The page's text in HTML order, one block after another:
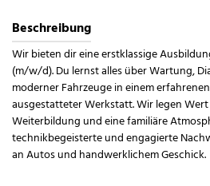
Beschreibung
Wir bieten dir eine erstklassige
(m/w/d). Du lernst alles über Wartung,
moderner Fahrzeuge in einem
ausgestatteter Werkstatt. Wir legen
Weiterbildung und eine familiäre
technikbegeisterte und engagierte
an Autos und handwerklichem Geschick.